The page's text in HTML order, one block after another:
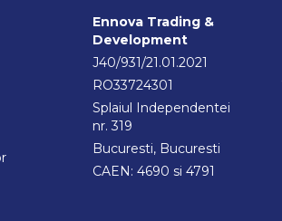
Ennova Trading &
Development
J40/931/21.01.2021
RO33724301
Splaiul Independentei
nr. 319
Bucuresti, Bucuresti
CAEN: 4690 si 4791